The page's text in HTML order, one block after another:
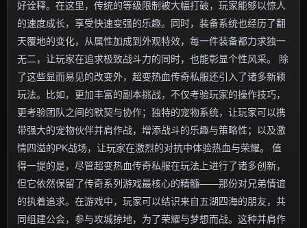
好诠释。在这里，传统的等级限制被大幅打破，玩家能够以惊人
的速度成长，享受快速变强的乐趣。同时，装备系统也经历了翻
天覆地的变化，从属性加成到外观特效，每一件装备都力求独一
无二，让玩家在追求极致战斗力的同时，也能彰显个性风采。 除
了这些显而易见的改变外，超变热血传奇私服还引入了诸多新颖
玩法。比如，更加丰富的副本挑战，不仅考验玩家的操作技巧，
更考验团队之间的默契与协作；独特的宠物系统，让玩家可以携
带强大的宠物伙伴并肩作战，增添战斗的乐趣与策略性；以及激
情四溢的PK战场，让玩家在激烈的对抗中体验热血与荣耀。 值
得一提的是，尽管超变热血传奇私服在玩法上进行了诸多创新，
但它依然保留了传奇系列游戏最核心的精髓——那份对兄弟情谊
的执着追求。在游戏中，玩家可以结识来自五湖四海的朋友，共
同组建公会，参与攻城掠地，为了荣耀与梦想而战。这种并肩作